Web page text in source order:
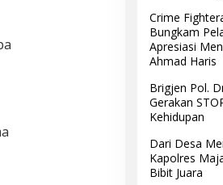
Crime
Bungkam
Apresiasi
Ahmad Haris
Brigjen Pol.
Gerakan
Kehidupan
Dari Desa
Kapolres
Bibit Juara